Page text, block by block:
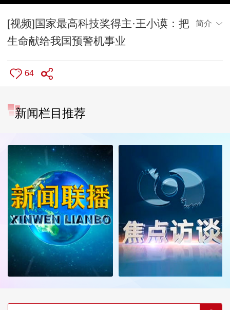
[视频]国家最高科技奖得主·王小谟：把
生命献给我国预警机事业
简介
64
新闻栏目推荐